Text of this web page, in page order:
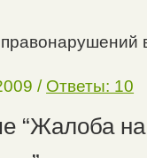
/ Ответы: 10
“Жалоба